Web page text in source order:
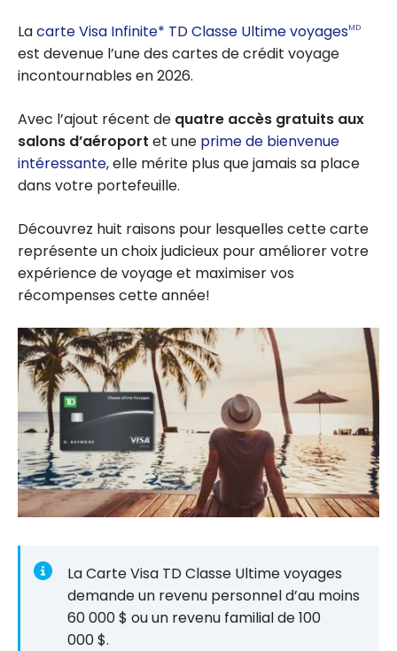
Lacarte Visa Infinite* TD Classe Ultime voyagesMD
est devenue l’une des cartes de crédit voyage
incontournables en 2026.
Avec l’ajout récent de quatre accès gratuits aux
salons d’aéroport et une prime de bienvenue
intéressante, elle mérite plus que jamais sa place
dans votre portefeuille.
Découvrez huit raisons pour lesquelles cette carte
représente un choix judicieux pour améliorer votre
expérience de voyage et maximiser vos
récompenses cette année!
La Carte Visa TD Classe Ultime voyages
demande un revenu personnel d’au moins
60 000 $ ou un revenu familial de 100
000 $.